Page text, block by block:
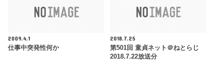
2009.4.1
仕事中突発性何か
2018.7.25
第501回 童貞ネット＠ねとらじ
2018.7.22放送分